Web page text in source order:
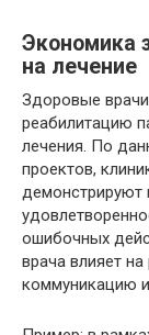
Экономика
на лечение
Здоровые
реабилитацию
лечения. По
проектов,
демонстрируют
ошибочных
врача влияет
коммуникацию